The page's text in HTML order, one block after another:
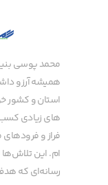
محمد پوسی
همیشه آرزو
استان و کشور
های زیادی
فراز و
ام. این
رسانه‌ای که